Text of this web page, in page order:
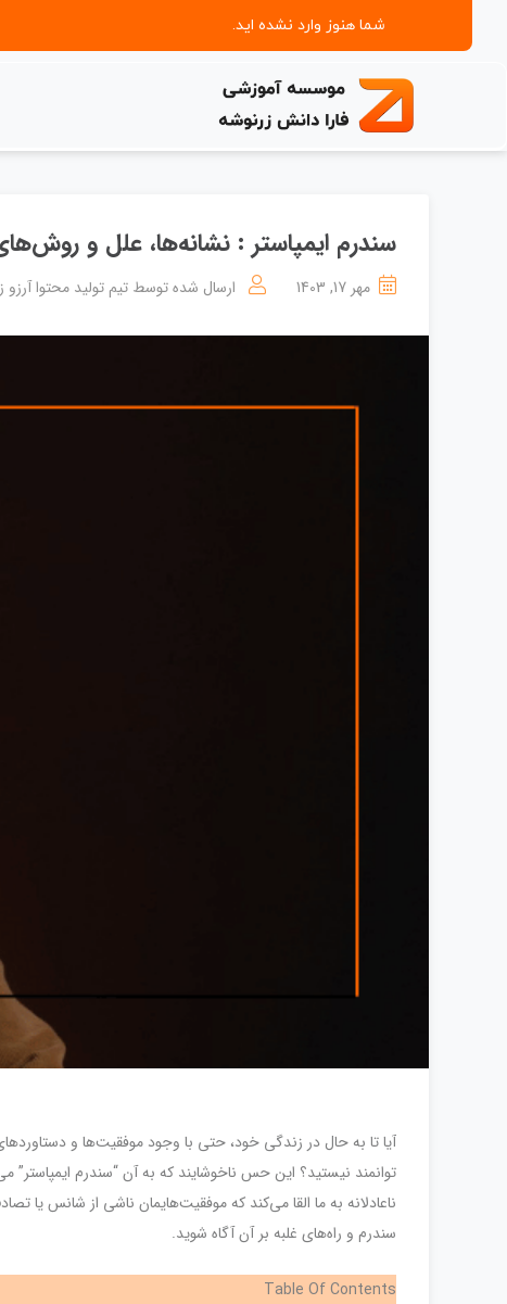
شما هنوز وارد نشده اید.
سندرم ایمپاستر : نشانه‌ها، علل و
مهر 17, 1403 ارسال شده توسط تیم تولید محتوا آرزو
آیا تا به حال در زندگی خود، حتی با وجود موفقیت‌ها و
توانمند نیستید؟ این حس ناخوشایند که به آن “سندرم
ناعادلانه به ما القا می‌کند که موفقیت‌هایمان ناشی از شانس یا
سندرم و راه‌های غلبه بر آن آگاه شوید.
Table Of Contents